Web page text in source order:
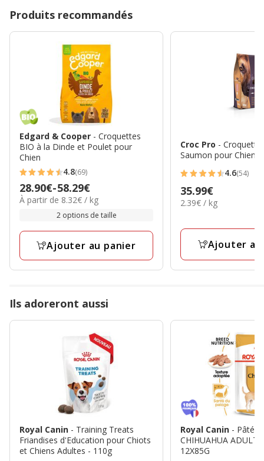
Produits recommandés
Edgard & Cooper - Croquettes
BIO à la Dinde et Poulet pour
Chien
4.8
étoiles
avec
avis
4.8(69)
Prix
de
à
58.29€
28.90€-58.29€
8.32€
À partir de 8.32€ / kg
2 options de taille
Ajouter au panier
Croc Pro -
Saumon pour Chiens
4.6
étoiles
avec
avis
4.6(54)
Prix
35.99€
35.99€
2.39€
2.39€ / kg
Ajouter
Ils adoreront aussi
Royal Canin - Training Treats
Friandises d'Education pour Chiots
et Chiens Adultes - 110g
Royal Canin - Pâtée
CHIHUAHUA ADULT
12X85G